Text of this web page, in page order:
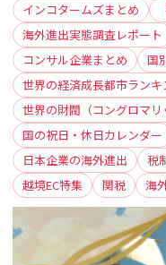
インコタームズまとめ
海外進出実態調査レポート
コンサル企業まとめ
国
世界の経済成長都市ランキ
世界の財閥（コングロマリ
国の祝日・休日カレンダー
日本企業の海外進出
税
越境EC特集
関税 海